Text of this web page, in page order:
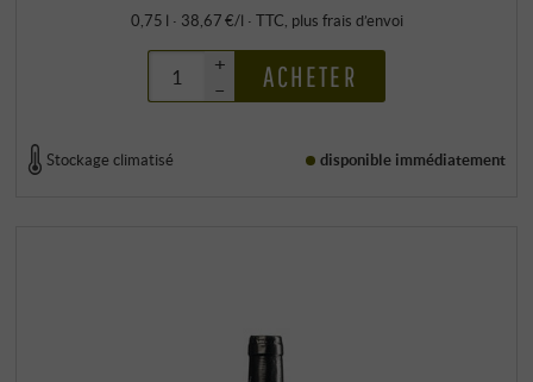
0,75 l · 38,67 €/l · TTC, plus frais d’envoi
+
–
ACHETER
Stockage climatisé disponible immédiatement